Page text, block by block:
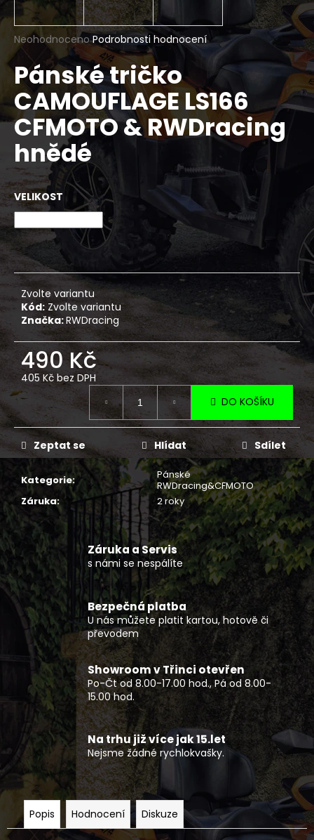
Průměrné
hodnocení
produktu
je
0,0
z
5
hvězdiček.
Neohodnoceno Podrobnosti hodnocení
Pánské tričko
CAMOUFLAGE LS166
CFMOTO & RWDracing
hnědé
VELIKOST
Zvolte variantu
Kód: Zvolte variantu
Značka:RWDracing
490 Kč
405 Kč bez DPH
Měrná
cena:
DO KOŠÍKU
Kategorie:
Pánské
RWDracing&CFMOTO
Záruka: 2 roky
Zeptat se Hlídat Sdílet
Záruka a Servis
s námi se nespálíte
Bezpečná platba
U nás můžete platit kartou, hotově či
převodem
Showroom v Třinci otevřen
Po-Čt od 8.00-17.00 hod., Pá od 8.00-
15.00 hod.
Na trhu již více jak 15.let
Nejsme žádné rychlokvašky.
Popis Hodnocení Diskuze
a
j
í
t
?
D
o
p
o
u
č
u
j
e
m
e
KRYTKA
DISKU
NÍZKÁ
CFMOTO
4KS
490
Kč